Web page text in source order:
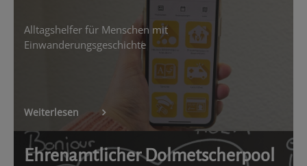
Alltagshelfer für Menschen mit
Einwanderungsgeschichte
Weiterlesen
Ehrenamtlicher Dolmetscherpool